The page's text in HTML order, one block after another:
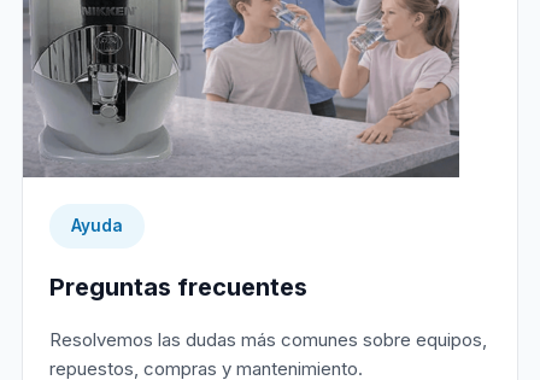
Ayuda
Preguntas frecuentes
Resolvemos las dudas más comunes sobre equipos,
repuestos, compras y mantenimiento.